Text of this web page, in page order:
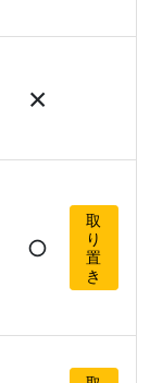
×
○
取
り
置
き